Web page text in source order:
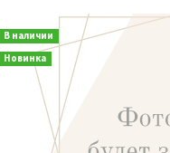
В наличии
Новинка